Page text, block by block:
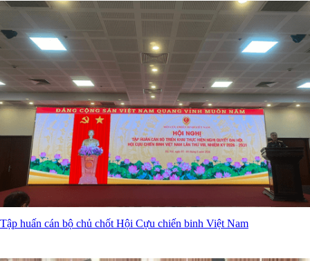
Tập huấn cán bộ chủ chốt Hội Cựu chiến binh Việt Nam